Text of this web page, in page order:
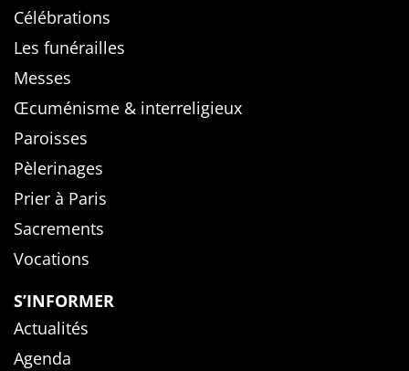
Célébrations
Les funérailles
Messes
Œcuménisme & interreligieux
Paroisses
Pèlerinages
Prier à Paris
Sacrements
Vocations
S’INFORMER
Actualités
Agenda